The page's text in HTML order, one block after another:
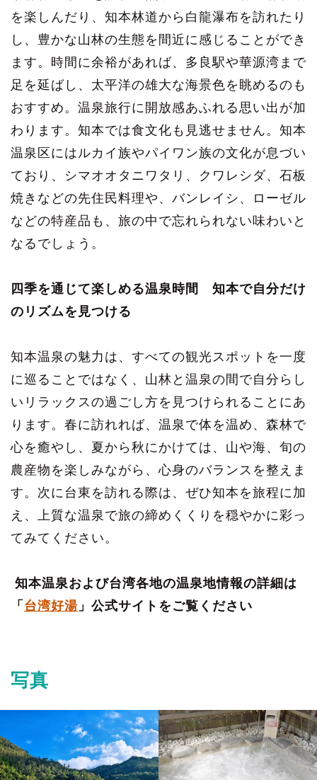
を楽しんだり、知本林道から白龍瀑布を訪れたり
し、豊かな山林の生態を間近に感じることができ
ます。時間に余裕があれば、多良駅や華源湾まで
足を延ばし、太平洋の雄大な海景色を眺めるのも
おすすめ。温泉旅行に開放感あふれる思い出が加
わります。知本では食文化も見逃せません。知本
温泉区にはルカイ族やパイワン族の文化が息づい
ており、シマオオタニワタリ、クワレシダ、石板
焼きなどの先住民料理や、バンレイシ、ローゼル
などの特産品も、旅の中で忘れられない味わいと
なるでしょう。
四季を通じて楽しめる温泉時間 知本で自分だけ
のリズムを見つける
知本温泉の魅力は、すべての観光スポットを一度
に巡ることではなく、山林と温泉の間で自分らし
いリラックスの過ごし方を見つけられることにあ
ります。春に訪れれば、温泉で体を温め、森林で
心を癒やし、夏から秋にかけては、山や海、旬の
農産物を楽しみながら、心身のバランスを整えま
す。次に台東を訪れる際は、ぜひ知本を旅程に加
え、上質な温泉で旅の締めくくりを穏やかに彩っ
てみてください。
知本温泉および台湾各地の温泉地情報の詳細は
「 台湾好湯 」公式サイトをご覧ください
写真